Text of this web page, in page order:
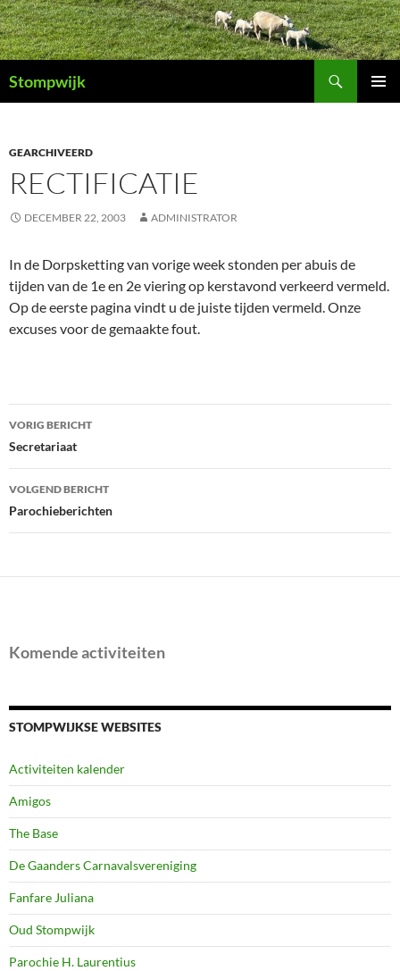
Ga
naar
de
inhoud
Stompwijk
GEARCHIVEERD
RECTIFICATIE
DECEMBER 22, 2003 ADMINISTRATOR
In de Dorpsketting van vorige week stonden per abuis de
tijden van de 1e en 2e viering op kerstavond verkeerd vermeld.
Op de eerste pagina vindt u de juiste tijden vermeld. Onze
excuses voor de gemaakte fout.
Bericht
navigatie
VORIG BERICHT
Secretariaat
VOLGEND BERICHT
Parochieberichten
Komende activiteiten
STOMPWIJKSE WEBSITES
Activiteiten kalender
Amigos
The Base
De Gaanders Carnavalsvereniging
Fanfare Juliana
Oud Stompwijk
Parochie H. Laurentius